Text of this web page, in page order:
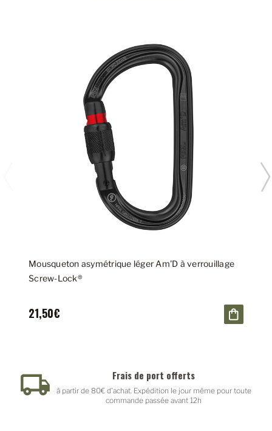
Mousqueton asymétrique léger Am'D à verrouillage
Screw-Lock®
21,50€
Frais de port offerts
à partir de 80€ d'achat. Expédition le jour même pour toute
commande passée avant 12h